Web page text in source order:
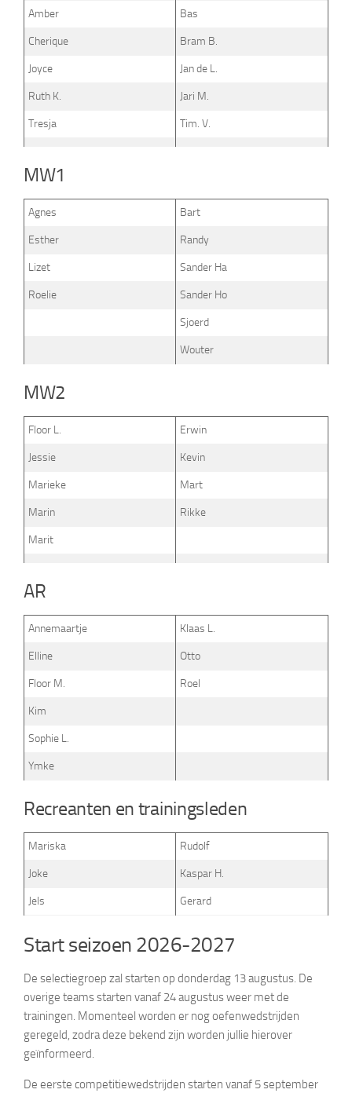
Amber Bas
Cherique Bram B.
Joyce Jan de L.
Ruth K. Jari M.
Tresja Tim. V.
MW1
Agnes Bart
Esther Randy
Lizet Sander Ha
Roelie Sander Ho
Sjoerd
Wouter
MW2
Floor L. Erwin
Jessie Kevin
Marieke Mart
Marin Rikke
Marit
AR
Annemaartje Klaas L.
Elline Otto
Floor M. Roel
Kim
Sophie L.
Ymke
Recreanten en trainingsleden
Mariska Rudolf
Joke Kaspar H.
Jels Gerard
Start seizoen 2026-2027
De selectiegroep zal starten op donderdag 13 augustus. De
overige teams starten vanaf 24 augustus weer met de
trainingen. Momenteel worden er nog oefenwedstrijden
geregeld, zodra deze bekend zijn worden jullie hierover
geïnformeerd.
De eerste competitiewedstrijden starten vanaf 5 september